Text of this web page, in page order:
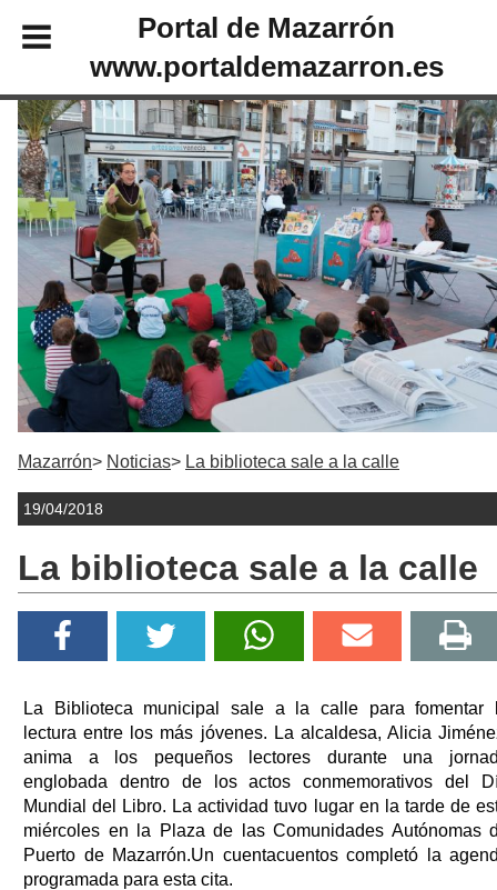
Portal de Mazarrón
www.portaldemazarron.es
Mazarrón Noticias La biblioteca sale a la calle
19/04/2018
La biblioteca sale a la calle
La Biblioteca municipal sale a la calle para fomentar
lectura entre los más jóvenes. La alcaldesa, Alicia
anima a los pequeños lectores durante una
englobada dentro de los actos conmemorativos del
Mundial del Libro. La actividad tuvo lugar en la tarde de
miércoles en la Plaza de las Comunidades Autónomas
Puerto de Mazarrón.Un cuentacuentos completó la
programada para esta cita.